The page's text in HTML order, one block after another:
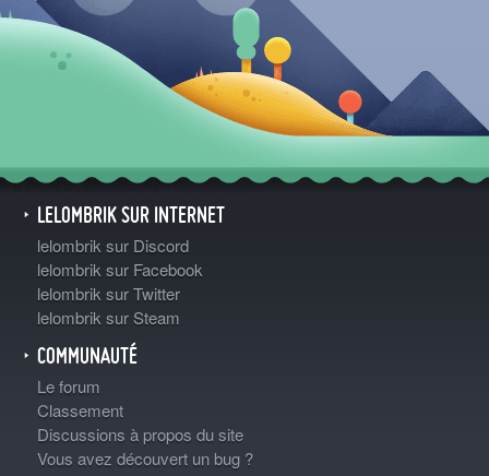
LELOMBRIK SUR INTERNET
lelombrik sur Discord
lelombrik sur Facebook
lelombrik sur Twitter
lelombrik sur Steam
COMMUNAUTÉ
Le forum
Classement
Discussions à propos du site
Vous avez découvert un bug ?